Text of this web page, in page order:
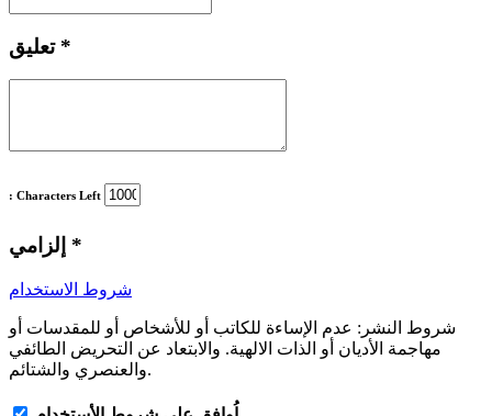
تعليق *
: Characters Left
*
شروط الاستخدام
شروط النشر: عدم الإساءة للكاتب أو للأشخاص أو للمقدسات أو
مهاجمة الأديان أو الذات الالهية. والابتعاد عن التحريض الطائفي
والعنصري والشتائم.